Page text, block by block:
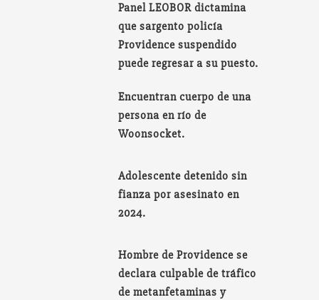
Panel LEOBOR dictamina
que sargento policía
Providence suspendido
puede regresar a su puesto.
Encuentran cuerpo de una
persona en río de
Woonsocket.
Adolescente detenido sin
fianza por asesinato en
2024.
Hombre de Providence se
declara culpable de tráfico
de metanfetaminas y